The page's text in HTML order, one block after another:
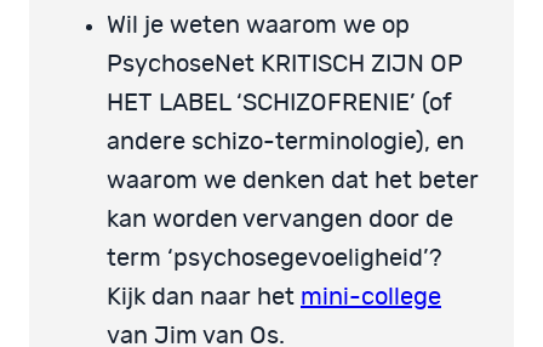
Wil je weten waarom we op
PsychoseNet KRITISCH ZIJN OP
HET LABEL ‘SCHIZOFRENIE’ (of
andere schizo-terminologie), en
waarom we denken dat het beter
kan worden vervangen door de
term ‘psychosegevoeligheid’?
Kijk dan naar het mini-college
van Jim van Os.